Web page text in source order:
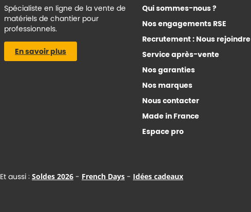
Spécialiste en ligne de la vente de
matériels de chantier pour
professionnels.
En savoir plus
Qui sommes-nous ?
Nos engagements RSE
Recrutement : Nous rejoindre
Service après-vente
Nos garanties
Nos marques
Nous contacter
Made in France
Espace pro
Et aussi : Soldes 2026 - French Days - Idées cadeaux